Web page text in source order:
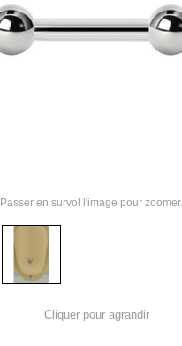
Passer en survol l'image pour zoomer.
Cliquer pour agrandir